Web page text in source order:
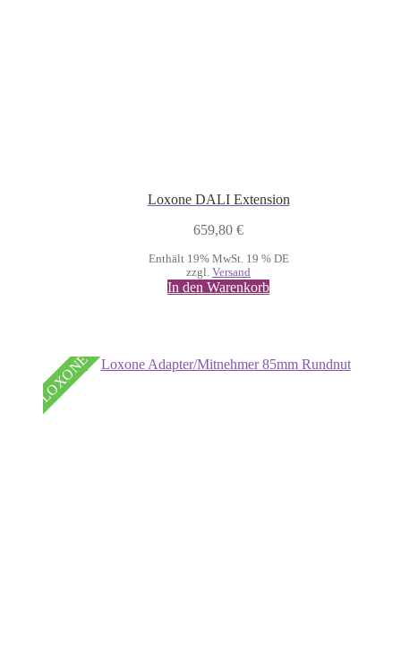
Loxone DALI Extension
659,80 €
Enthält 19% MwSt. 19 % DE
zzgl. Versand
In den Warenkorb
LOXONE